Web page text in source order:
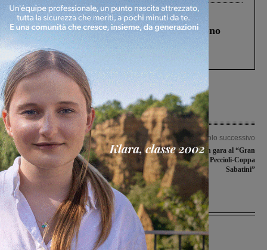
Cronaca 4 Agosto 2026
Un anno fa la strage in A1 in cui morirono
Gianni, Giulia e Franco. Lo schianto, il
processo, lo stop ai sorpassi fra tir....
Articolo precedente
Castelnuovese avanti in Coppa,
avventura al capolinea per Bucinese e
Rignanese
Articolo successivo
Francesco Failli in gara al “Gran
Premio Città di Peccioli-Coppa
Sabatini”
Ultime Notizie